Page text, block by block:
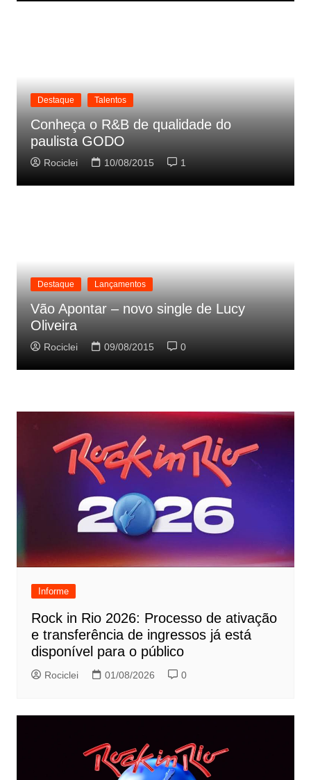
Destaque Talentos
Conheça o R&B de qualidade do
paulista GODO
Rociclei 10/08/2015 1
Destaque Lançamentos
Vão Apontar – novo single de Lucy
Oliveira
Rociclei 09/08/2015 0
Informe
Rock in Rio 2026: Processo de ativação
e transferência de ingressos já está
disponível para o público
Rociclei 01/08/2026 0